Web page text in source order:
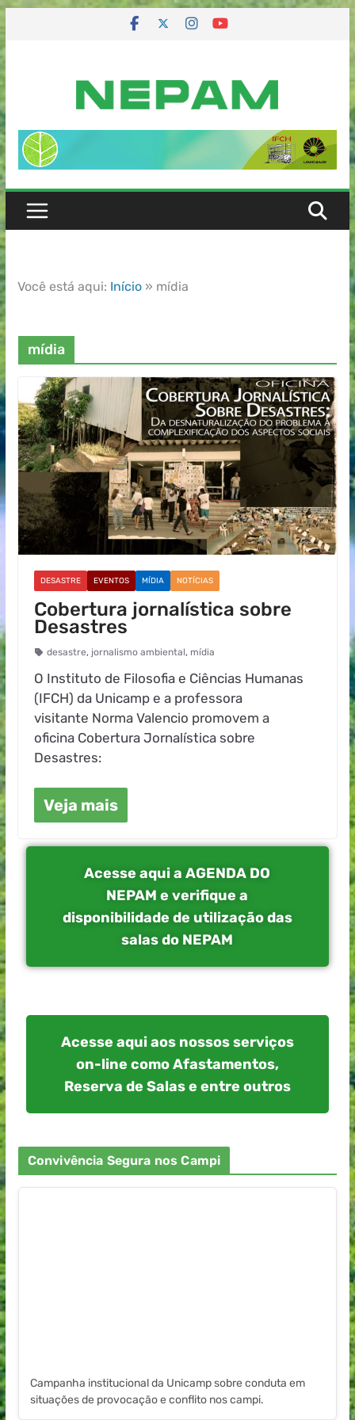
Você está aqui: Início» mídia
mídia
DESASTRE EVENTOS MÍDIA NOTÍCIAS
Cobertura jornalística sobre
Desastres
desastre, jornalismo ambiental, mídia
O Instituto de Filosofia e Ciências Humanas
(IFCH) da Unicamp e a professora
visitante Norma Valencio promovem a
oficina Cobertura Jornalística sobre
Desastres:
Veja mais
Acesse aqui a AGENDA DO
NEPAM e verifique a
disponibilidade de utilização das
salas do NEPAM
Acesse aqui aos nossos serviços
on-line como Afastamentos,
Reserva de Salas e entre outros
Convivência Segura nos Campi
Campanha institucional da Unicamp sobre conduta em
situações de provocação e conflito nos campi.